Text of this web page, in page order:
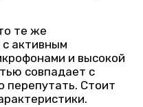
те же
активным
и высокой
совпадает с
перепутать. Стоит